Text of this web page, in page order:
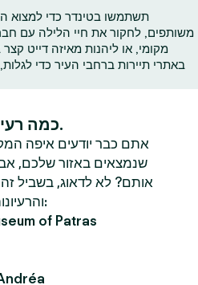
תשתמשו בטינדר כדי למצוא
משותפים, לחקור את חיי הלילה עם
מקומי, או ליהנות מאיזה דייט
באתרי תיירות ברחבי העיר כדי
כמה רעיונות לדייטים בפטרס.
אתם כבר יודעים איפה
שנמצאים באזור שלכם,
אותם? לא לדאוג, בשביל
והרעיונות הכי טובים לדייטים בעיר:
of Patras